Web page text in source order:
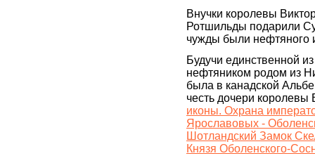
Внучки королевы
Ротшильды подарили
чужды были нефтяного
Будучи единственной
нефтяником родом из
была в канадской
честь дочери королевы
иконы. Охрана
Ярославовых -
Шотландский Замок
Князя Оболенского-